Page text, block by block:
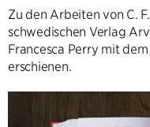
Zu den Arbeiten von C.
schwedischen Verlag
Francesca Perry mit
erschienen.